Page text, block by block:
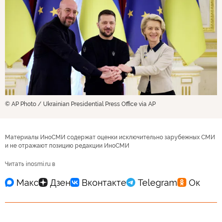
© AP Photo / Ukrainian Presidential Press Office via AP
Материалы ИноСМИ содержат оценки исключительно зарубежных СМИ
и не отражают позицию редакции ИноСМИ
Читать inosmi.ru в